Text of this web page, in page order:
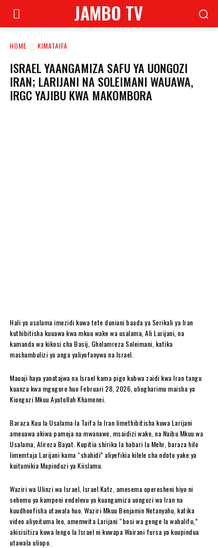
JAMBO TV
HOME KIMATAIFA
ISRAEL YAANGAMIZA SAFU YA UONGOZI
IRAN; LARIJANI NA SOLEIMANI WAUAWA,
IRGC YAJIBU KWA MAKOMBORA
Hali ya usalama imezidi kuwa tete duniani baada ya Serikali ya Iran
kuthibitisha kuuawa kwa mkuu wake wa usalama, Ali Larijani, na
kamanda wa kikosi cha Basij, Gholamreza Soleimani, katika
mashambulizi ya anga yaliyofanywa na Israel.
Mauaji haya yanatajwa na Israel kama pigo kubwa zaidi kwa Iran tangu
kuanza kwa mgogoro huo Februari 28, 2026, uliogharimu maisha ya
Kiongozi Mkuu Ayatollah Khamenei.
Baraza Kuu la Usalama la Taifa la Iran limethibitisha kuwa Larijani
ameuawa akiwa pamoja na mwanawe, msaidizi wake, na Naibu Mkuu wa
Usalama, Alireza Bayat. Kupitia shirika la habari la Mehr, baraza hilo
limemtaja Larijani kama “shahidi” aliyefikia kilele cha ndoto yake ya
kuitumikia Mapinduzi ya Kiislamu.
Waziri wa Ulinzi wa Israel, Israel Katz, amesema operesheni hiyo ni
sehemu ya kampeni endelevu ya kuangamiza uongozi wa Iran na
kuudhoofisha utawala huo. Waziri Mkuu Benjamin Netanyahu, katika
video aliyoituma leo, amemwita Larijani “bosi wa genge la wahalifu,”
akisisitiza kuwa lengo la Israel ni kuwapa Wairani fursa ya kuupindua
utawala uliopo.